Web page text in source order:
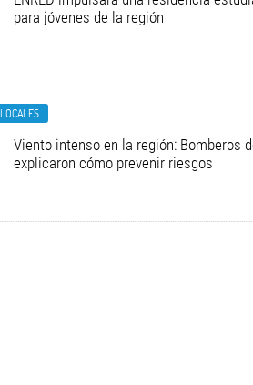
para jóvenes de la región
LOCALES
Viento intenso en la región: Bomberos
explicaron cómo prevenir riesgos